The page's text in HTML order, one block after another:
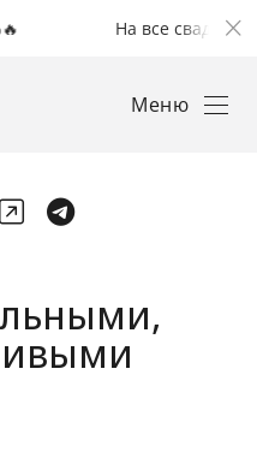
На все свадьбы с
Меню